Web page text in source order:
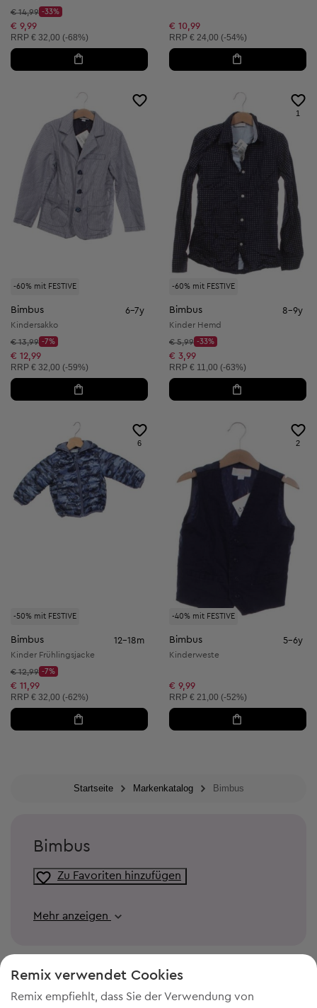
Startpreis:
€ 14,99
Discount Price:
-33%
Reduzierter Preis:
€ 9,99
Unverbindliche Preisempfehlung:
RRP € 32,00 (-68%)
€ 10,99
Unverbindliche Preisempfehlung:
RRP € 24,00 (-54%)
-60% mit FESTIVE
Bimbus 6-7y
Kindersakko
Startpreis:
€ 13,99
Discount Price:
-7%
Reduzierter Preis:
€ 12,99
Unverbindliche Preisempfehlung:
RRP € 32,00 (-59%)
-60% mit FESTIVE
1
Bimbus 8-9y
Kinder Hemd
Startpreis:
€ 5,99
Discount Price:
-33%
Reduzierter Preis:
€ 3,99
Unverbindliche Preisempfehlung:
RRP € 11,00 (-63%)
-50% mit FESTIVE
6
Bimbus 12-18m
Kinder Frühlingsjacke
Startpreis:
€ 12,99
Discount Price:
-7%
Reduzierter Preis:
€ 11,99
Unverbindliche Preisempfehlung:
RRP € 32,00 (-62%)
-40% mit FESTIVE
2
Bimbus 5-6y
Kinderweste
€ 9,99
Unverbindliche Preisempfehlung:
RRP € 21,00 (-52%)
Startseite Markenkatalog Bimbus
Bimbus
Zu Favoriten hinzufügen
Mehr anzeigen
Remix verwendet Cookies
Remix empfiehlt, dass Sie der Verwendung von